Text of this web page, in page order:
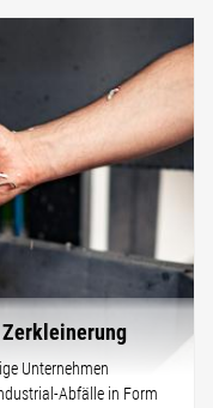
Unternehmen
Abfälle in Form